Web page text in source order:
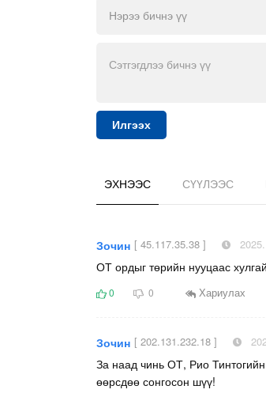
Илгээх
ЭХНЭЭС СҮҮЛЭЭС
Зочин [ 45.117.35.38 ]
ОТ ордыг төрийн нууцаас
0 0 Хариулах
Зочин [ 202.131.232.18 ]
За наад чинь ОТ, Рио
өөрсдөө сонгосон шүү!